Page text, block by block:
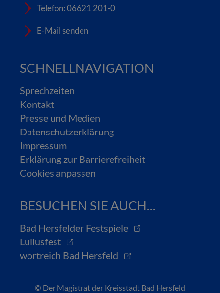
Telefon: 06621 201-0
E-Mail senden
SCHNELLNAVIGATION
Sprechzeiten
Kontakt
Presse und Medien
Datenschutzerklärung
Impressum
Erklärung zur Barrierefreiheit
Cookies anpassen
BESUCHEN SIE AUCH...
Bad Hersfelder Festspiele
Lullusfest
wortreich Bad Hersfeld
© Der Magistrat der Kreisstadt Bad Hersfeld